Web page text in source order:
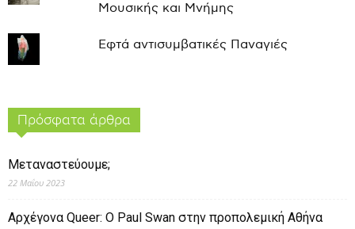
Μουσικής και Μνήμης
Εφτά αντισυμβατικές Παναγιές
Πρόσφατα άρθρα
Μεταναστεύουμε;
22 Μαΐου 2023
Αρχέγονα Queer: O Paul Swan στην προπολεμική Αθήνα